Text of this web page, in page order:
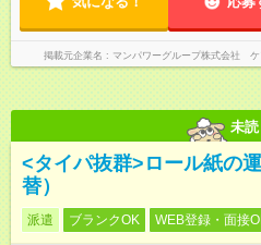
掲載元企業名 マンパワーグループ株式会社
未読
<タイパ抜群>ロール紙の
替）
派遣 ブランクOK WEB登録・面接